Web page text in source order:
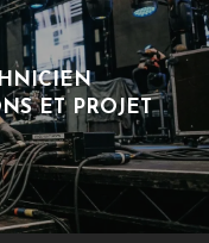
ET PROJET